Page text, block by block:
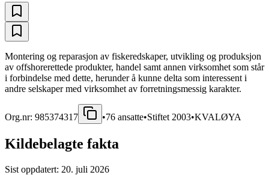
Montering og reparasjon av fiskeredskaper, utvikling og produksjon
av offshorerettede produkter, handel samt annen virksomhet som står
i forbindelse med dette, herunder å kunne delta som interessent i
andre selskaper med virksomhet av forretningsmessig karakter.
Org.nr: 985374317 •76 ansatte•Stiftet 2003•KVALØYA
Kildebelagte fakta
Sist oppdatert: 20. juli 2026